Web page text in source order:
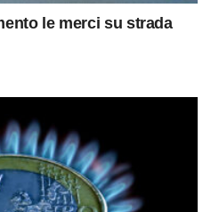
le merci su strada